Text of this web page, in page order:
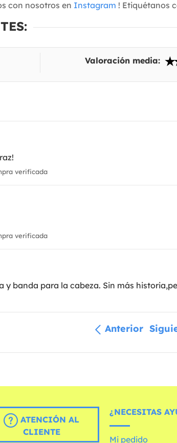
con nosotros en Instagram ! Etiquétanos
Valoración media:
verificada
verificada
y banda para la cabeza. Sin más
Anterior
ATENCIÓN AL
CLIENTE
¿NECESITAS
Mi pedido